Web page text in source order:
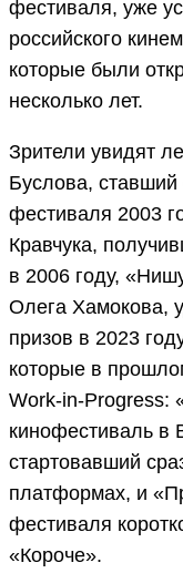
фестиваля, уже
российского
которые были
несколько лет.
Зрители увидят
Буслова, ставший
фестиваля 2003
Кравчука,
в 2006 году,
Олега Хамокова,
призов в 2023
которые в
Work-in-Progress:
кинофестиваль в
стартовавший
платформах, и
фестиваля
«Короче».